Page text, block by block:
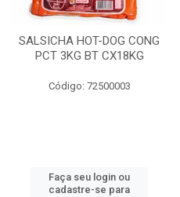
SALSICHA HOT-DOG CONG
PCT 3KG BT CX18KG
Código: 72500003
Faça seu login ou
cadastre-se para